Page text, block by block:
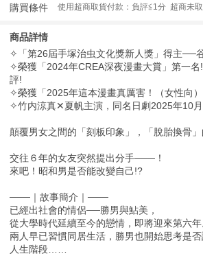
購買條件 使用超商取貨付款：負評≦1分 超商未
商品詳情
✧「第26屆手塚治虫文化獎新人獎」得主──
✧榮獲「2024年CREA深夜漫畫大賞」第一
評!
✧榮獲「2025年這本漫畫真厲害！（女性向
✧竹内涼真✕夏帆主演，同名日劇2025年10
顛覆男女之間的「刻板印象」，「脫胎換骨
交往６年的女友突然提出分手───！
來吧！昭和男是否能改變自己!?
───｜故事簡介｜───
已經出社會的情侶──勝男與鮎美，
從大學時代延續至今的戀情，即將迎來第六年
兩人早已習慣同居生活，勝男也開始思考是
人生階段……